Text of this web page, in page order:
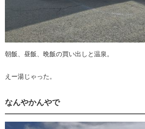
朝飯、昼飯、晩飯の買い出しと温泉。
えー湯じゃった。
なんやかんやで